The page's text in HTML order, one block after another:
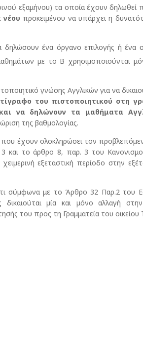
εξαμήνου) τα οποία έχουν δηλωθεί
προκειμένου να υπάρχει η
δηλώσουν ένα όργανο επιλογής ή
με το Β χρησιμοποιούνται
γνώσης Αγγλικών για να
του πιστοποιητικού στη
και να δηλώνουν τα μαθήματα
της βαθμολογίας.
έχουν ολοκληρώσει τον
και το άρθρο 8, παρ. 3 του
εξεταστική περίοδο στην
σύμφωνα με το Άρθρο 32 Παρ.2 του
δικαιούται μία και μόνο αλλαγή
του προς τη Γραμματεία του οικείου